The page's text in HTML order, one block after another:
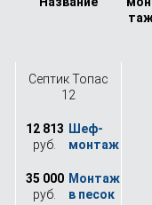
Септик Топас
12
12 813
руб.
35 000
руб.